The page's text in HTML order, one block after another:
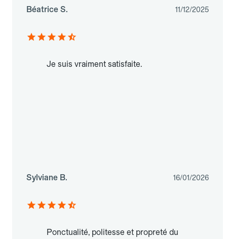
Béatrice S. 11/12/2025
Je suis vraiment satisfaite.
Sylviane B. 16/01/2026
Ponctualité, politesse et propreté du